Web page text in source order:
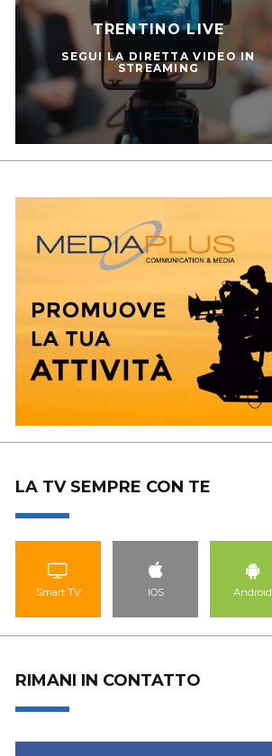
TRENTINO LIVE
SEGUI LA DIRETTA VIDEO IN
STREAMING
LA TV SEMPRE CON TE
Smart TV IOS Android
RIMANI IN CONTATTO